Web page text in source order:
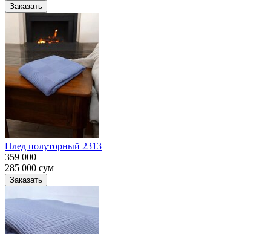
Заказать
Плед полуторный 2313
359 000
285 000 сум
Заказать